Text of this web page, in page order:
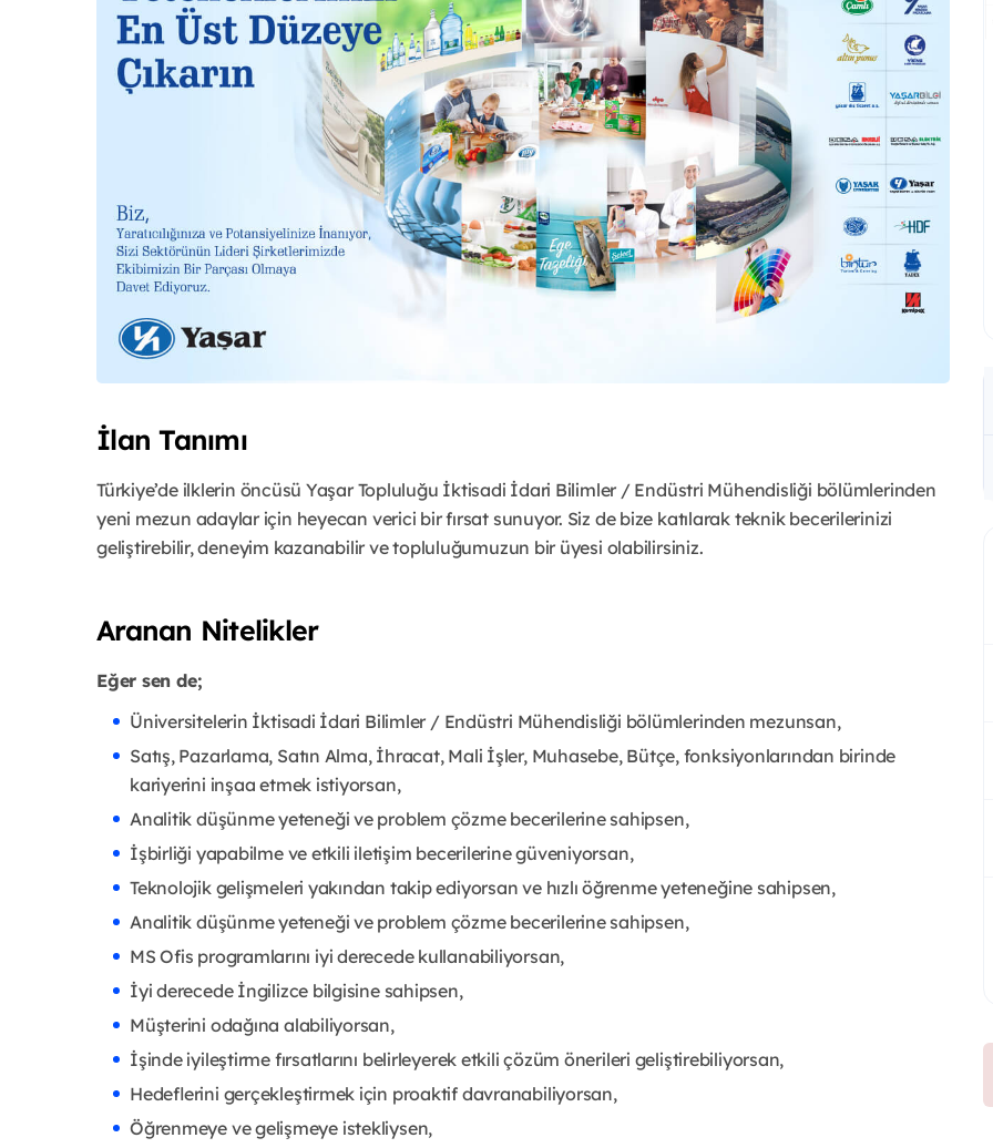
İlan Tanımı
Türkiye’de ilklerin öncüsü Yaşar Topluluğu İktisadi İdari Bilimler / Endüstri Mühendisliği bölümlerinden
yeni mezun adaylar için heyecan verici bir fırsat sunuyor. Siz de bize katılarak teknik becerilerinizi
geliştirebilir, deneyim kazanabilir ve topluluğumuzun bir üyesi olabilirsiniz.
Aranan Nitelikler
Eğer sen de;
Üniversitelerin İktisadi İdari Bilimler / Endüstri Mühendisliği bölümlerinden mezunsan,
Satış, Pazarlama, Satın Alma, İhracat, Mali İşler, Muhasebe, Bütçe, fonksiyonlarından birinde
kariyerini inşaa etmek istiyorsan,
Analitik düşünme yeteneği ve problem çözme becerilerine sahipsen,
İşbirliği yapabilme ve etkili iletişim becerilerine güveniyorsan,
Teknolojik gelişmeleri yakından takip ediyorsan ve hızlı öğrenme yeteneğine sahipsen,
Analitik düşünme yeteneği ve problem çözme becerilerine sahipsen,
MS Ofis programlarını iyi derecede kullanabiliyorsan,
İyi derecede İngilizce bilgisine sahipsen,
Müşterini odağına alabiliyorsan,
İşinde iyileştirme fırsatlarını belirleyerek etkili çözüm önerileri geliştirebiliyorsan,
Hedeflerini gerçekleştirmek için proaktif davranabiliyorsan,
Öğrenmeye ve gelişmeye istekliysen,